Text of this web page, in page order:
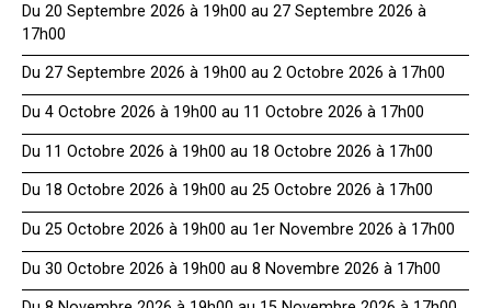
Du 20 Septembre 2026 à 19h00 au 27 Septembre 2026 à
17h00
Du 27 Septembre 2026 à 19h00 au 2 Octobre 2026 à 17h00
Du 4 Octobre 2026 à 19h00 au 11 Octobre 2026 à 17h00
Du 11 Octobre 2026 à 19h00 au 18 Octobre 2026 à 17h00
Du 18 Octobre 2026 à 19h00 au 25 Octobre 2026 à 17h00
Du 25 Octobre 2026 à 19h00 au 1er Novembre 2026 à 17h00
Du 30 Octobre 2026 à 19h00 au 8 Novembre 2026 à 17h00